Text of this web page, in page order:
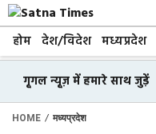
Skip
to
content
होम देश/विदेश मध्यप्रदेश
गूगल न्यूज़ में हमारे साथ जुड़ें
HOME / मध्यप्रदेश